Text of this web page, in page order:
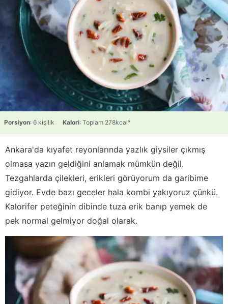
Porsiyon: 6 kişilik Kalori: Toplam 278kcal*
Ankara'da kıyafet reyonlarında yazlık giysiler çıkmış
olmasa yazın geldiğini anlamak mümkün değil.
Tezgahlarda çilekleri, erikleri görüyorum da garibime
gidiyor. Evde bazı geceler hala kombi yakıyoruz çünkü.
Kalorifer peteğinin dibinde tuza erik banıp yemek de
pek normal gelmiyor doğal olarak.